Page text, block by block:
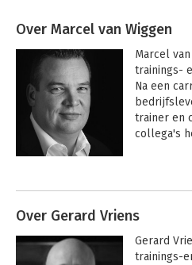
Over Marcel van Wiggen
Marcel
trainings-
Na een
trainer en
collega's
Over Gerard Vriens
Gerard
trainings-